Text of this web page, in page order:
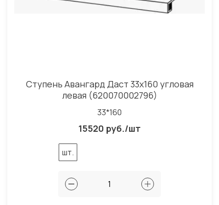
Ступень Авангард Даст 33x160 угловая
левая (620070002796)
33*160
15520 руб./шт
шт.